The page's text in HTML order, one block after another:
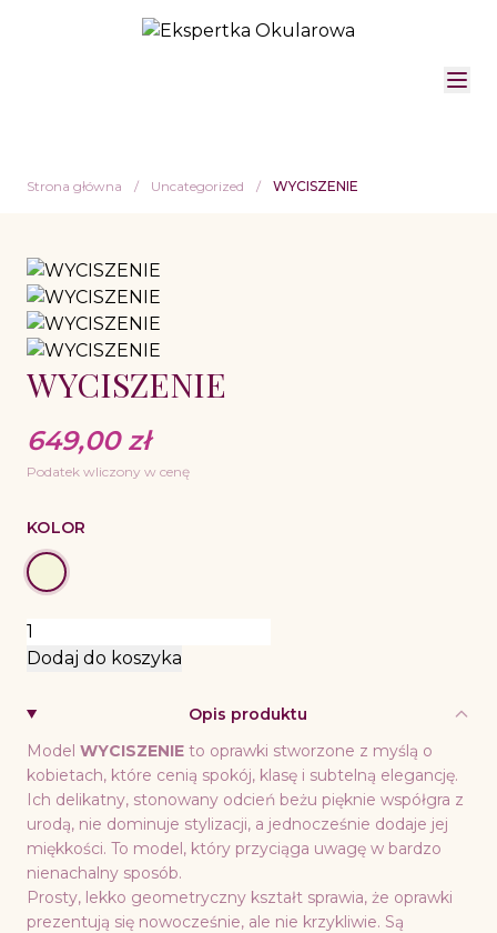
Strona główna / Uncategorized / WYCISZENIE
WYCISZENIE
649,00 zł
Podatek wliczony w cenę
KOLOR
ilość
WYCISZENIE
Dodaj do koszyka
Opis produktu
Model WYCISZENIE to oprawki stworzone z myślą o
kobietach, które cenią spokój, klasę i subtelną elegancję.
Ich delikatny, stonowany odcień beżu pięknie współgra z
urodą, nie dominuje stylizacji, a jednocześnie dodaje jej
miękkości. To model, który przyciąga uwagę w bardzo
nienachalny sposób.
Prosty, lekko geometryczny kształt sprawia, że oprawki
prezentują się nowocześnie, ale nie krzykliwie. Są